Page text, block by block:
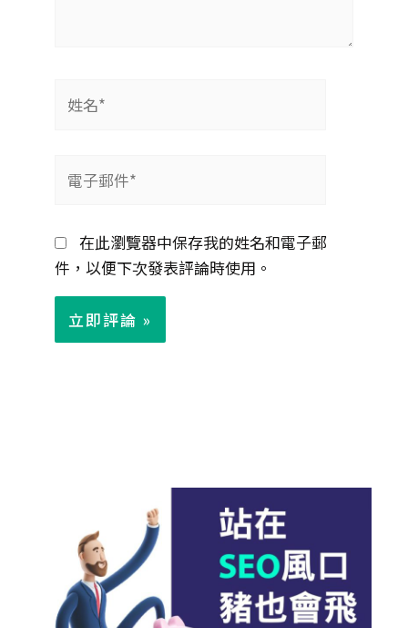
名
件
*
在此瀏覽器中保存我的姓名和電子郵
件，以便下次發表評論時使用。